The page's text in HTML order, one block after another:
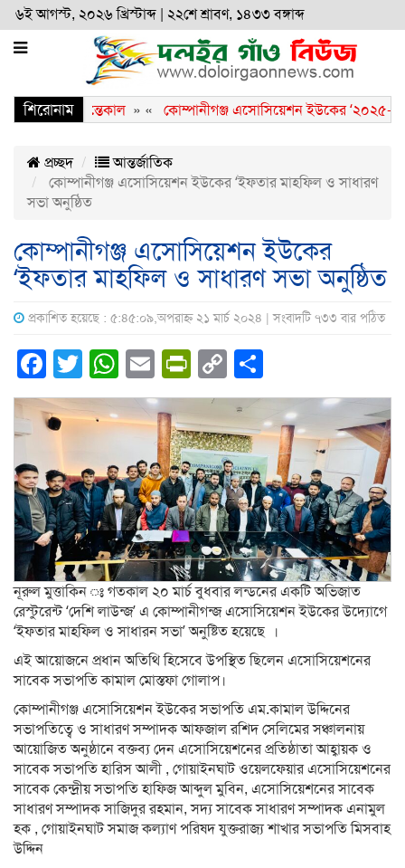
৬ই আগস্ট, ২০২৬ খ্রিস্টাব্দ ২২শে শ্রাবণ, ১৪৩৩ বঙ্গাব্দ
শিরোনাম
ইন্তেকাল » «কোম্পানীগঞ্জ এসোসিয়েশন ইউকের ‘২০২৫-২৭’
প্রচ্ছদ
আন্তর্জাতিক
কোম্পানীগঞ্জ এসোসিয়েশন ইউকের ‘ইফতার মাহফিল ও সাধারণ
সভা অনুষ্ঠিত
কোম্পানীগঞ্জ এসোসিয়েশন ইউকের
‘ইফতার মাহফিল ও সাধারণ সভা অনুষ্ঠিত
প্রকাশিত হয়েছে : ৫:৪৫:০৯,অপরাহ্ন ২১ মার্চ ২০২৪ | সংবাদটি ৭৩৩ বার পঠিত
Facebook
Twitter
WhatsApp
EmailPrintFriendly
Copy
Link
নূরুল মুত্তাকিন ঃ গতকাল ২০ মার্চ বুধবার লন্ডনের একটি অভিজাত
রেস্টুরেন্ট ‘দেশি লাউন্জ’ এ কোম্পানীগন্জ এসোসিয়েশন ইউকের উদ্যোগে
‘ইফতার মাহফিল ও সাধারন সভা’ অনুষ্টিত হয়েছে ।
এই আয়োজনে প্রধান অতিথি হিসেবে উপস্থিত ছিলেন এসোসিয়েশনের
সাবেক সভাপতি কামাল মোস্তফা গোলাপ।
কোম্পানীগঞ্জ এসোসিয়েশন ইউকের সভাপতি এম.কামাল উদ্দিনের
সভাপতিত্বে ও সাধারণ সম্পাদক আফজাল রশিদ সেলিমের সঞ্চালনায়
আয়োজিত অনুষ্ঠানে বক্তব্য দেন এসোসিয়েশনের প্রতিষ্ঠাতা আহ্বায়ক ও
সাবেক সভাপতি হারিস আলী , গোয়াইনঘাট ওয়েলফেয়ার এসোসিয়েশনের
সাবেক কেন্দ্রীয় সভাপতি হাফিজ আব্দুল মুবিন, এসোসিয়েশনের সাবেক
সাধারণ সম্পাদক সাজিদুর রহমান, সদ্য সাবেক সাধারণ সম্পাদক এনামুল
হক , গোয়াইনঘাট সমাজ কল্যাণ পরিষদ যুক্তরাজ্য শাখার সভাপতি মিসবাহ
উদ্দিন